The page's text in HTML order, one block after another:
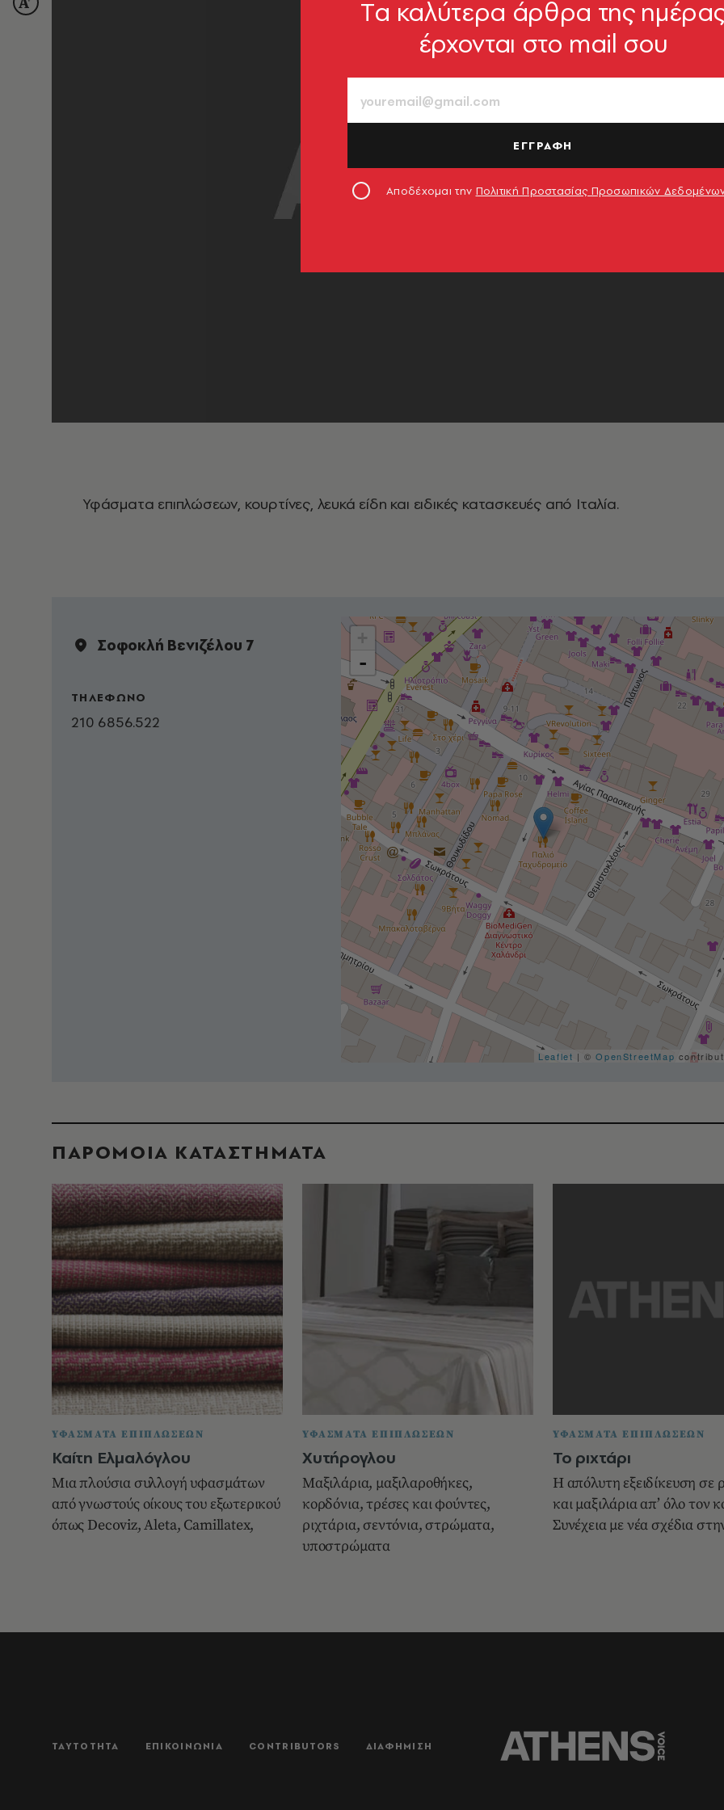
Υφάσματα επιπλώσεων, κουρτίνες, λευκά είδη και ειδικές κατασκευές από Ιταλία.
Σοφοκλή Βενιζέλου 7
ΤΗΛΕΦΩΝΟ
210 6856.522
-
Leaflet | ©OpenStreetMap
ΠΑΡΟΜΟΙΑ ΚΑΤΑΣΤΗΜΑΤΑ
ΥΦΑΣΜΑΤΑ ΕΠΙΠΛΩΣΕΩΝ
Καίτη Ελμαλόγλου
Μια πλούσια συλλογή υφασμάτων
από γνωστούς οίκους του εξωτερικού
όπως Decoviz, Aleta, Camillatex,
ΥΦΑΣΜΑΤΑ ΕΠΙΠΛΩΣΕΩΝ
Χυτήρογλου
Mαξιλάρια, μαξιλαροθήκες,
κορδόνια, τρέσες και φούντες,
ριχτάρια, σεντόνια, στρώματα,
υποστρώματα
ΥΦΑΣΜΑΤΑ ΕΠΙΠΛΩΣΕΩΝ
Το ριχτάρι
Η απόλυτη εξειδίκευση σε
και μαξιλάρια απ’ όλο τον
Συνέχεια με νέα σχέδια
ΤΑΥΤΟΤΗΤΑ ΕΠΙΚΟΙΝΩΝΙΑ CONTRIBUTORS ΔΙΑΦΗΜΙΣΗ
Tα καλύτερα άρθρα της
έρχονται στο mail σου
ΕΓΓΡΑΦΗ
Αποδέχομαι την Πολιτική Προστασίας Προσωπικών